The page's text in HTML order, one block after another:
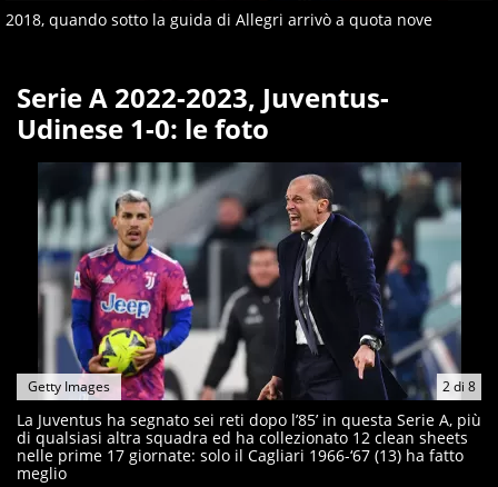
2018, quando sotto la guida di Allegri arrivò a quota nove
Serie A 2022-2023, Juventus-
Udinese 1-0: le foto
2di 8
Getty Images
La Juventus ha segnato sei reti dopo l’85’ in questa Serie A, più
di qualsiasi altra squadra ed ha collezionato 12 clean sheets
nelle prime 17 giornate: solo il Cagliari 1966-‘67 (13) ha fatto
meglio